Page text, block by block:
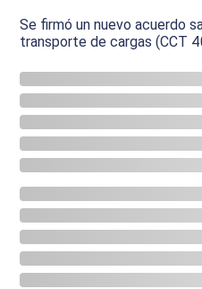
Se firmó un nuevo acuerdo
transporte de cargas (CCT